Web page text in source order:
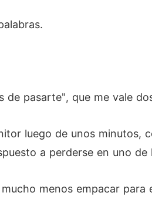
pasarte", que me vale
luego de unos minutos,
a perderse en uno
menos empacar para